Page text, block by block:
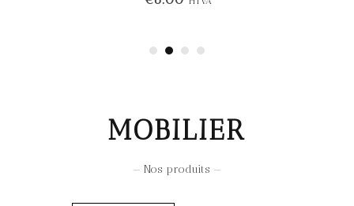
MOBILIER
— Nos produits —